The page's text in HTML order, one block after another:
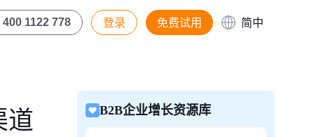
400 1122 778 登录 免费试用 简中
B2B企业增长资源库